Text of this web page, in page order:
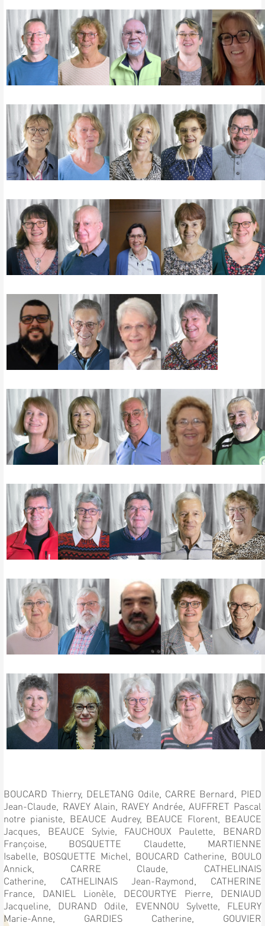
BOUCARD Thierry, DELETANG Odile, CARRE Bernard, PIED
Jean-Claude, RAVEY Alain, RAVEY Andrée,AUFFRET Pascal
notre pianiste, BEAUCE Audrey, BEAUCE Florent, BEAUCE
Jacques, BEAUCE Sylvie, FAUCHOUX Paulette, BENARD
Françoise, BOSQUETTE Claudette, MARTIENNE
Isabelle, BOSQUETTE Michel, BOUCARD Catherine, BOULO
Annick, CARRE Claude, CATHELINAIS
Catherine, CATHELINAIS Jean-Raymond, CATHERINE
France, DANIEL Lionèle, DECOURTYE Pierre, DENIAUD
Jacqueline, DURAND Odile, EVENNOU Sylvette, FLEURY
Marie-Anne, GARDIES Catherine, GOUVIER